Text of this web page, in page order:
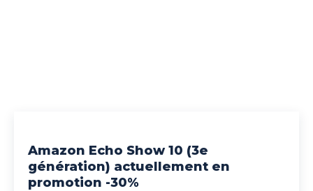
Amazon Echo Show 10 (3e
génération) actuellement en
promotion -30%